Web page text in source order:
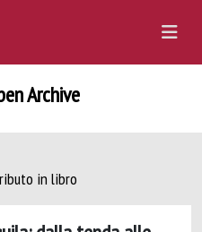
Archive
in libro